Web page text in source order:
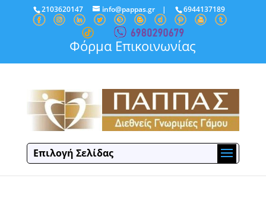
2103620147 info@pappas.gr| 6944137189
Φόρμα Επικοινωνίας
Επιλογή Σελίδας